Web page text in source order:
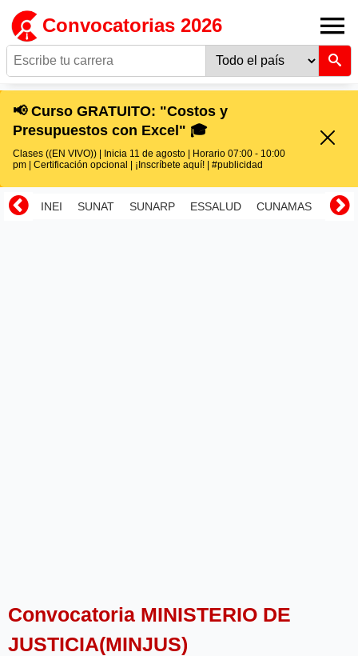
Convocatorias 2026
📢 Curso GRATUITO: "Costos y
Presupuestos con Excel" 🎓
Clases ((EN VIVO)) | Inicia 11 de agosto | Horario 07:00 - 10:00
pm | Certificación opcional | ¡Inscríbete aquí! | #publicidad
INEI SUNAT SUNARP ESSALUD CUNAMAS
Convocatoria MINISTERIO DE
JUSTICIA(MINJUS)